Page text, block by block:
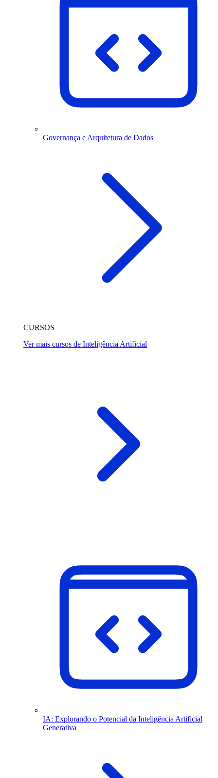
Governança e Arquitetura de Dados
CURSOS
Ver mais cursos de Inteligência Artificial
IA: Explorando o Potencial da Inteligência Artificial
Generativa